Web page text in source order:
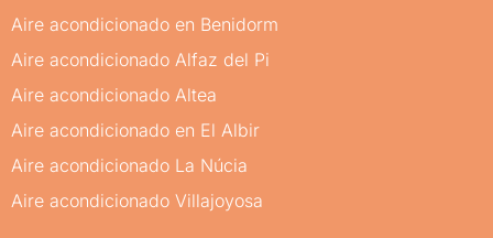
Aire acondicionado en Benidorm
Aire acondicionado Alfaz del Pi
Aire acondicionado Altea
Aire acondicionado en El Albir
Aire acondicionado La Núcia
Aire acondicionado Villajoyosa